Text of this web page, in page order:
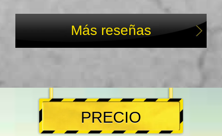
Más reseñas
PRECIO